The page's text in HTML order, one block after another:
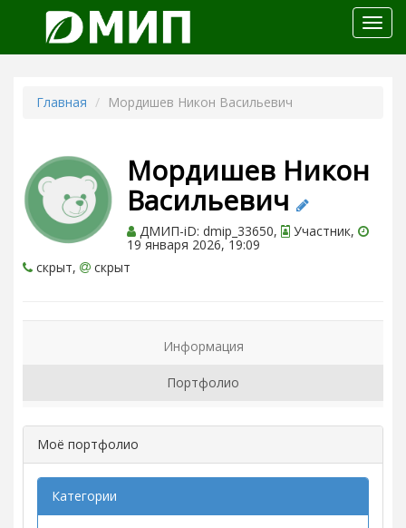
меню
Главная Мордишев Никон Васильевич
Мордишев Никон
Васильевич
ДМИП-iD: dmip_33650, Участник,
19 января 2026, 19:09
скрыт,
скрыт
Информация
Портфолио
Моё портфолио
Категории